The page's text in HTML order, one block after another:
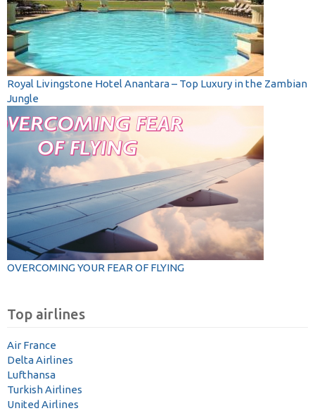
Royal Livingstone Hotel Anantara – Top Luxury in the Zambian
Jungle
OVERCOMING YOUR FEAR OF FLYING
Top airlines
Air France
Delta Airlines
Lufthansa
Turkish Airlines
United Airlines